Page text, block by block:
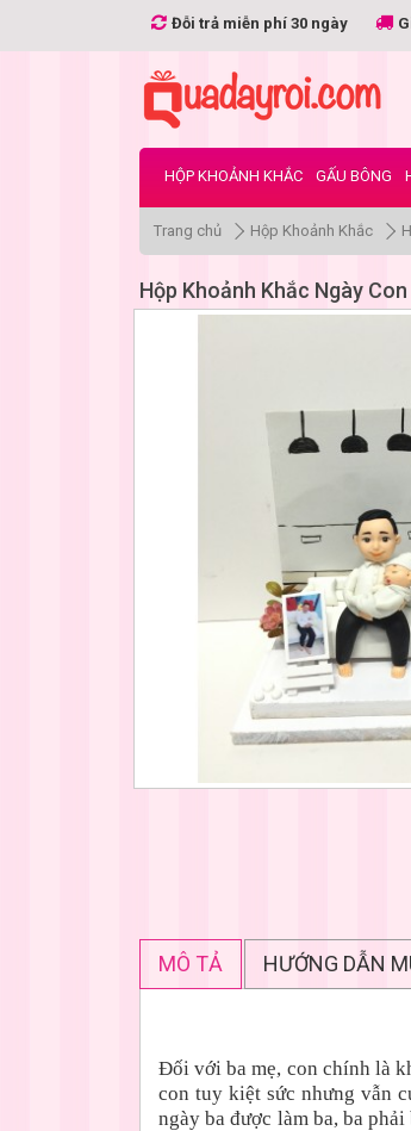
Đỗi trả miễn phí 30 ngày
HỘP KHOẢNH KHẮC GẤU BÔNG
Trang chủ Hộp Khoảnh Khắc
Hộp Khoảnh Khắc Ngày
MÔ TẢ HƯỚNG DẪN
Đối với ba mẹ, con chính là
con tuy kiệt sức nhưng vẫn
ngày ba được làm ba, ba